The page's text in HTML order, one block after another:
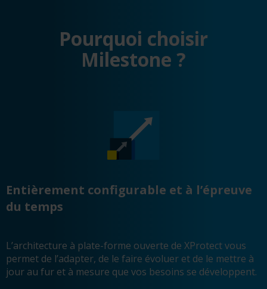
Pourquoi choisir
Milestone ?
Entièrement configurable et à l’épreuve
du temps
L’architecture à plate-forme ouverte de XProtect vous
permet de l’adapter, de le faire évoluer et de le mettre à
jour au fur et à mesure que vos besoins se développent.